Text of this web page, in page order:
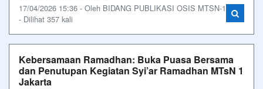
17/04/2026 15:36 - Oleh BIDANG PUBLIKASI OSIS MTSN-1
- Dilihat 357 kali
Kebersamaan Ramadhan: Buka Puasa Bersama
dan Penutupan Kegiatan Syi’ar Ramadhan MTsN 1
Jakarta